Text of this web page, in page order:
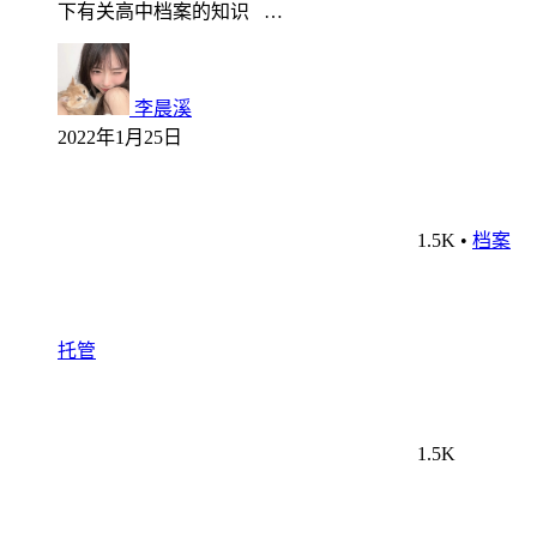
下有关高中档案的知识 …
李晨溪
2022年1月25日
1.5K • 档案
托管
1.5K